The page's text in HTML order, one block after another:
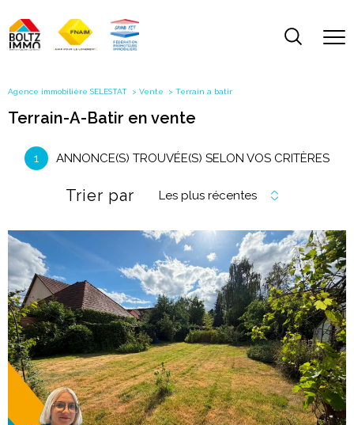
Agence immobilière SELESTAT Vente Terrain a batir
Terrain-A-Batir en vente
1 ANNONCE(S) TROUVÉE(S) SELON VOS CRITÈRES
Trier par Les plus récentes
voir le
bien